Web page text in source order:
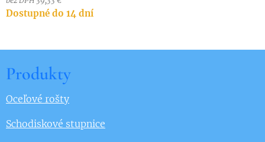
Dostupné do 14 dní
Produkty
Oceľové rošty
Schodiskové stupnice